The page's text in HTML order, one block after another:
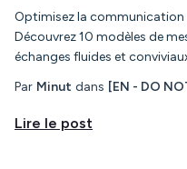
Optimisez la communication
Découvrez 10 modèles de
échanges fluides et
Par Minut dans [EN - DO
Lire le post